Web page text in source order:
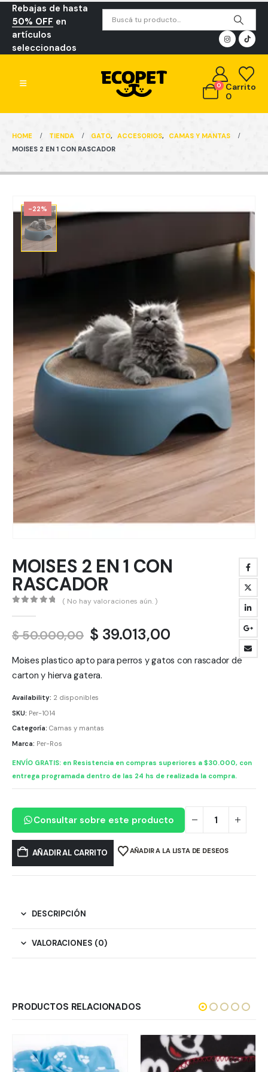
Rebajas de hasta
50% OFF en
artículos
seleccionados
0
Carrito
0
HOME TIENDA GATO, ACCESORIOS,
CAMAS Y MANTAS
MOISES 2 EN 1 CON RASCADOR
-22%
MOISES 2 EN 1 CON
RASCADOR
( No hay valoraciones aún. )
$50.000,00 El
original
era:
$ 50.000,00.
$ 39.013,00
actual
Moises plastico apto para perros y gatos con rascador de
carton y hierva gatera.
Availability: 2 disponibles
SKU: Per-1014
Categoría: Camas y mantas
Marca: Per-Ros
ENVÍO GRATIS: en Resistencia en compras superiores a $30.000, con
entrega programada dentro de las 24 hs de realizada la compra.
Consultar sobre este producto
AÑADIR AL CARRITO AÑADIR A LA LISTA DE DESEOS
DESCRIPCIÓN
VALORACIONES (0)
PRODUCTOS RELACIONADOS